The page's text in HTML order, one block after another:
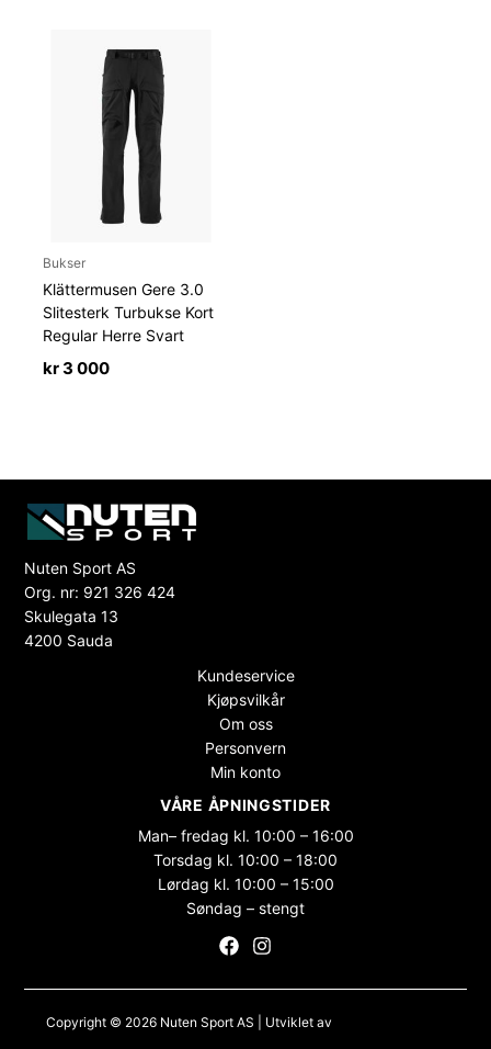
Bukser
Klättermusen Gere 3.0
Slitesterk Turbukse Kort
Regular Herre Svart
kr3 000
Nuten Sport AS
Org. nr: 921 326 424
Skulegata 13
4200 Sauda
Kundeservice
Kjøpsvilkår
Om oss
Personvern
Min konto
VÅRE ÅPNINGSTIDER
Man– fredag kl. 10:00 – 16:00
Torsdag kl. 10:00 – 18:00
Lørdag kl. 10:00 – 15:00
Søndag – stengt
Copyright © 2026 Nuten Sport AS | Utviklet av